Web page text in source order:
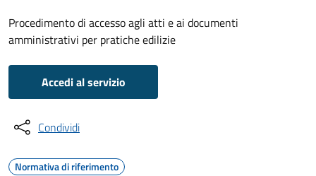
Procedimento di accesso agli atti e ai documenti
amministrativi per pratiche edilizie
Accedi al servizio
Condividi
Normativa di riferimento